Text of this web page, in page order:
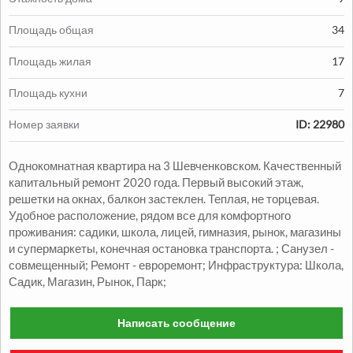
Продажа:
1330000грн.
Продажа Квартиры
2комн. 48м Александровский р-н
Площадь общая 34
Площадь жилая 17
Площадь кухни 7
Номер заявки ID: 22980
Однокомнатная квартира на 3 Шевченковском. Качественный
капитальный ремонт 2020 года. Первый высокий этаж,
решетки на окнах, балкон застеклен. Теплая, не торцевая.
Удобное расположение, рядом все для комфортного
проживания: садики, школа, лицей, гимназия, рынок, магазины
и супермаркеты, конечная остановка транспорта. ; Санузел -
совмещенный; Ремонт - евроремонт; Инфраструктура: Школа,
Садик, Магазин, Рынок, Парк;
Написать сообщение